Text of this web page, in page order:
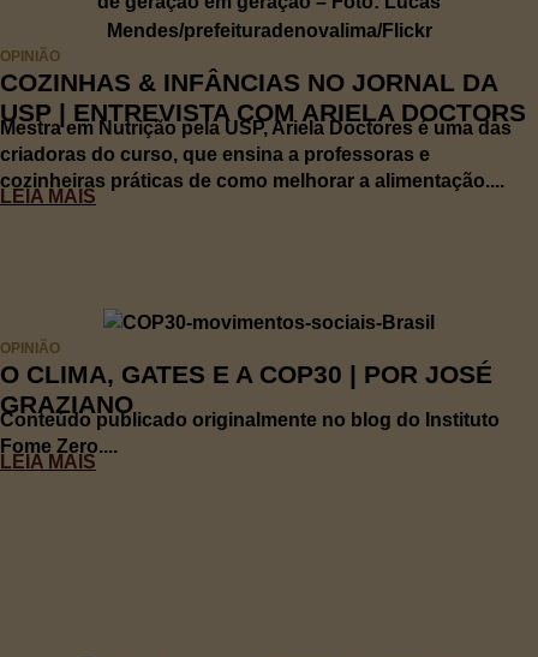
OPINIÃO
COZINHAS & INFÂNCIAS NO JORNAL DA
USP | ENTREVISTA COM ARIELA DOCTORS
Mestra em Nutrição pela USP, Ariela Doctores é uma das
criadoras do curso, que ensina a professoras e
cozinheiras práticas de como melhorar a alimentação....
LEIA MAIS
OPINIÃO
O CLIMA, GATES E A COP30 | POR JOSÉ
GRAZIANO
Conteúdo publicado originalmente no blog do Instituto
Fome Zero....
LEIA MAIS